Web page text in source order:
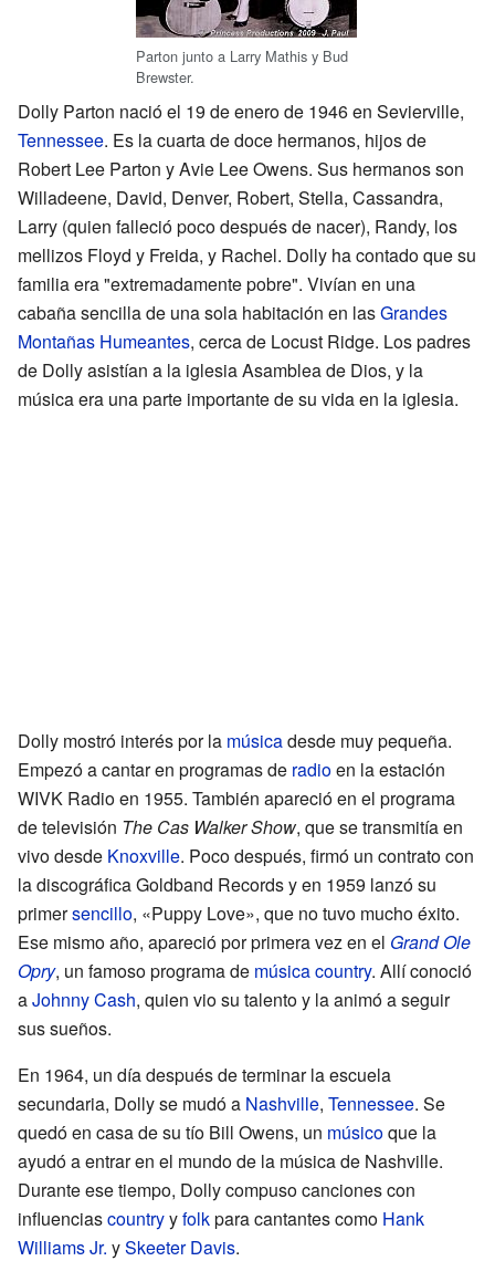
Parton junto a Larry Mathis y Bud
Brewster.
Dolly Parton nació el 19 de enero de 1946 en Sevierville,
Tennessee. Es la cuarta de doce hermanos, hijos de
Robert Lee Parton y Avie Lee Owens. Sus hermanos son
Willadeene, David, Denver, Robert, Stella, Cassandra,
Larry (quien falleció poco después de nacer), Randy, los
mellizos Floyd y Freida, y Rachel. Dolly ha contado que su
familia era "extremadamente pobre". Vivían en una
cabaña sencilla de una sola habitación en lasGrandes
Montañas Humeantes, cerca de Locust Ridge. Los padres
de Dolly asistían a la iglesia Asamblea de Dios, y la
música era una parte importante de su vida en la iglesia.
Dolly mostró interés por la músicadesde muy pequeña.
Empezó a cantar en programas de radioen la estación
WIVK Radio en 1955. También apareció en el programa
de televisión The Cas Walker Show, que se transmitía en
vivo desde Knoxville. Poco después, firmó un contrato con
la discográfica Goldband Records y en 1959 lanzó su
primersencillo, «Puppy Love», que no tuvo mucho éxito.
Ese mismo año, apareció por primera vez en el Grand Ole
Opry, un famoso programa de música country. Allí conoció
aJohnny Cash, quien vio su talento y la animó a seguir
sus sueños.
En 1964, un día después de terminar la escuela
secundaria, Dolly se mudó a Nashville, Tennessee. Se
quedó en casa de su tío Bill Owens, un músicoque la
ayudó a entrar en el mundo de la música de Nashville.
Durante ese tiempo, Dolly compuso canciones con
influenciascountryyfolkpara cantantes como Hank
Williams Jr. ySkeeter Davis.